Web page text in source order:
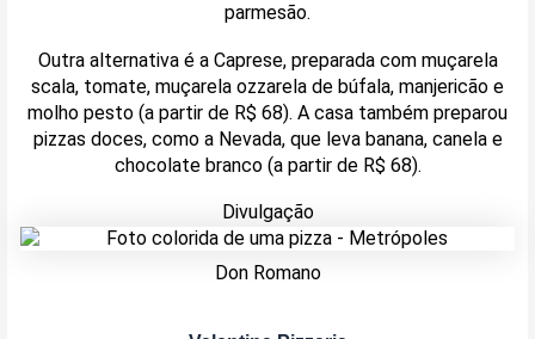
parmesão.
Outra alternativa é a Caprese, preparada com muçarela
scala, tomate, muçarela ozzarela de búfala, manjericão e
molho pesto (a partir de R$ 68). A casa também preparou
pizzas doces, como a Nevada, que leva banana, canela e
chocolate branco (a partir de R$ 68).
Divulgação
Don Romano